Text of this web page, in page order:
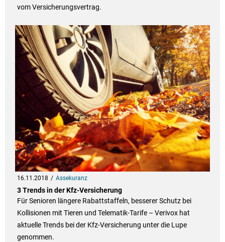
vom Versicherungsvertrag.
16.11.2018 Assekuranz
3 Trends in der Kfz-Versicherung
Für Senioren längere Rabattstaffeln, besserer Schutz bei
Kollisionen mit Tieren und Telematik-Tarife – Verivox hat
aktuelle Trends bei der Kfz-Versicherung unter die Lupe
genommen.